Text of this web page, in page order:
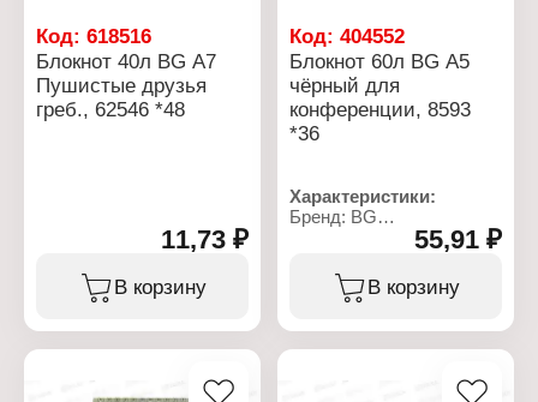
Код: 618516
Блокнот 40л BG А7
Пушистые друзья
греб., 62546 *48
11,73 ₽
В корзину
Код:404552
Блокнот 60л BG А5
чёрный для
конференции, 8593
*36
Характеристики:
Бренд: BG
Тип товара: Блокнот
Назначение: для
конференции
55,91 ₽
В корзину